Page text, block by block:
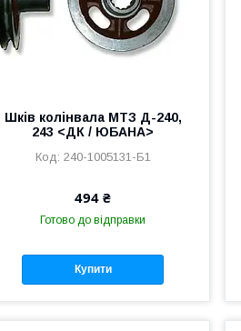
Шків колінвала МТЗ Д-240,
243 <ДК / ЮБАНА>
240-1005131-Б1
494 ₴
Готово до відправки
Купити